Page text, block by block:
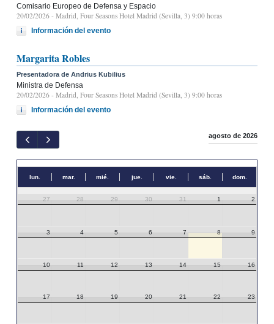
Comisario Europeo de Defensa y Espacio
20/02/2026 - Madrid, Four Seasons Hotel Madrid (Sevilla, 3) 9:00 horas
Información del evento
Margarita Robles
Presentadora de Andrius Kubilius
Ministra de Defensa
20/02/2026 - Madrid, Four Seasons Hotel Madrid (Sevilla, 3) 9:00 horas
Información del evento
agosto de 2026
lun. mar. mié. jue. vie. sáb. dom.
27 28 29 30 31 1 2
3 4 5 6 7 8 9
10 11 12 13 14 15 16
17 18 19 20 21 22 23